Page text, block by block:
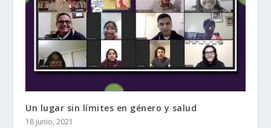
Un lugar sin límites en género y salud
18 junio, 2021